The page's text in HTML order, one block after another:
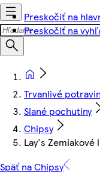
Preskočiť na
Preskočiť na
Trvanlivé
Slané pochutiny
Chipsy
Lay's
Späť na Chipsy